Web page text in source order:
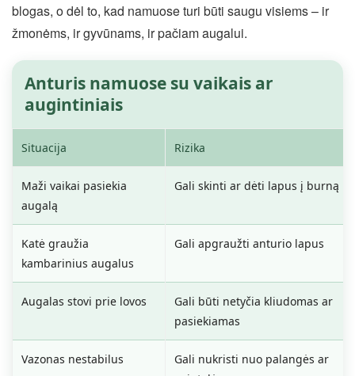
blogas, o dėl to, kad namuose turi būti saugu visiems – ir
žmonėms, ir gyvūnams, ir pačiam augalui.
Anturis namuose su vaikais ar
augintiniais
Situacija Rizika
Maži vaikai pasiekia
augalą
Gali skinti ar dėti lapus į burną
Katė graužia
kambarinius augalus
Gali apgraužti anturio lapus
Augalas stovi prie lovos
Gali būti netyčia kliudomas ar
pasiekiamas
Vazonas nestabilus
Gali nukristi nuo palangės ar